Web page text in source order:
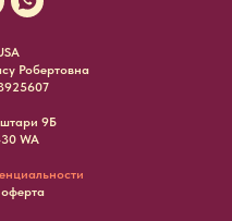
Робертовна
9Б
WA